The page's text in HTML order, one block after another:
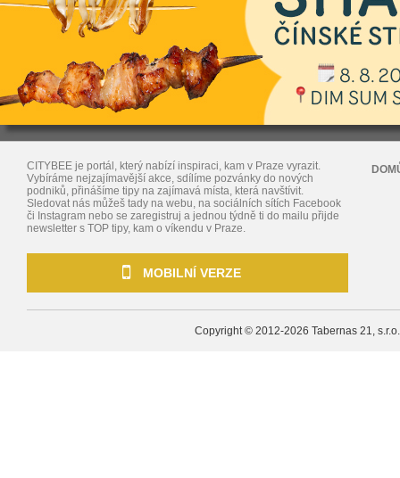
CITYBEE je portál, který nabízí inspiraci, kam v Praze vyrazit.
Vybíráme nejzajímavější akce, sdílíme pozvánky do nových
podniků, přinášíme tipy na zajímavá místa, která navštívit.
Sledovat nás můžeš tady na webu, na sociálních sítích Facebook
či Instagram nebo se zaregistruj a jednou týdně ti do mailu přijde
newsletter s TOP tipy, kam o víkendu v Praze.
MOBILNÍ VERZE
Copyright © 2012-2026 Tabernas 21, s.r.o.